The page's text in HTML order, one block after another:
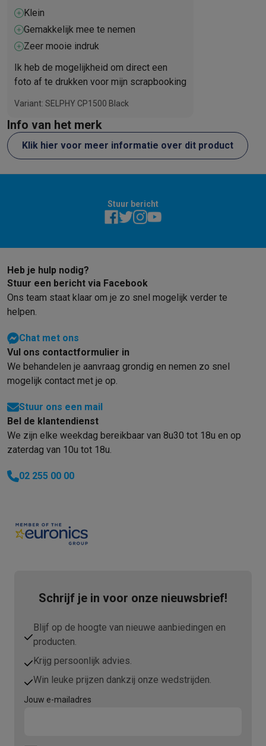
Refurbished smartphones
Huishouden
Wasmachines met ecocheques
Kleine keukentoestellen met ecocheques
Grote keukentoestellen
Vaatwassers met ecocheques
Airco
Airco's met ecocheques
TV & audio
TV met ecochequesBluetooth speakers met ecocheques
Multimedia & telefonie
Elektrische steps met ecocheques
ImpactEnergie besparenRecycleer je oud elektro
Info & acties
Solden Alle soldendealsSolden op groot elektro
Acties Deals van het momentPromotiesCashbacksSolden
Daarom Krëfel
Betalingsmogelijkheden
KlantenserviceHerstelling van je toestel
Groot elektro & inbouwVind jouw ideale wasmachineWelke
Klein elektroBeauty & gezondheid
Sport & OntspanningHoe kies je een smartwatch?
Outlet
OutletAlle outlet deals Outlet multimedia & telefonieOutlet
Klein
Gemakkelijk mee te nemen
Zeer mooie indruk
Ik heb de mogelijkheid om direct een
foto af te drukken voor mijn scrapbooking
Variant: SELPHY CP1500 Black
Info van het merk
Klik hier voor meer informatie over dit product
Stuur bericht
Heb je hulp nodig?
Stuur een bericht via Facebook
Ons team staat klaar om je zo snel mogelijk verder te
helpen.
Chat met ons
Vul ons contactformulier in
We behandelen je aanvraag grondig en nemen zo snel
mogelijk contact met je op.
Stuur ons een mail
Bel de klantendienst
We zijn elke weekdag bereikbaar van 8u30 tot 18u en op
zaterdag van 10u tot 18u.
02 255 00 00
Schrijf je in voor onze nieuwsbrief!
Blijf op de hoogte van nieuwe aanbiedingen en
producten.
Krijg persoonlijk advies.
Win leuke prijzen dankzij onze wedstrijden.
Jouw e-mailadres